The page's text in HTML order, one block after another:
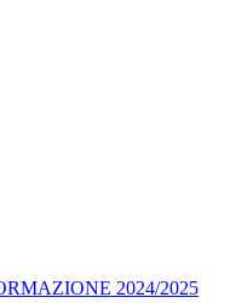
2024/2025